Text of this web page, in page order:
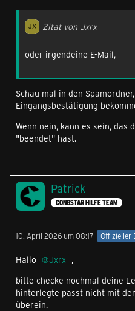
Zitat von Jxrx
oder irgendeine E-Mail,
Schau mal in den
Eingangsbestätigung
Wenn nein, kann es sein,
"beendet" hast.
Patrick
CONGSTAR HILFE TEAM
10. April 2026 um 08:17 Offizieller
Hallo Jxrx ,
bitte checke nochmal deine
hinterlegte passt nicht mit
überein.